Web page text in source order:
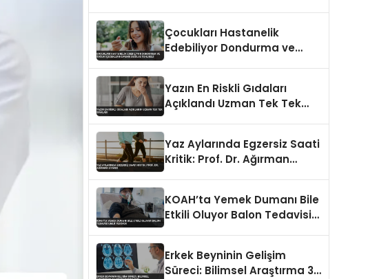
Çocukları Hastanelik
Edebiliyor Dondurma ve
Yazın En Riskli Gıdaları
Açıklandı Uzman Tek Tek
Yaz Aylarında Egzersiz Saati
Kritik: Prof. Dr. Ağırman
KOAH’ta Yemek Dumanı Bile
Etkili Oluyor Balon Tedavisi
Erkek Beyninin Gelişim
Süreci: Bilimsel Araştırma 32